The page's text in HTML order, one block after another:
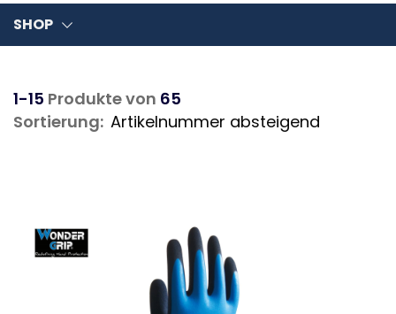
SHOP
1-15 Produkte von 65
Sortierung: